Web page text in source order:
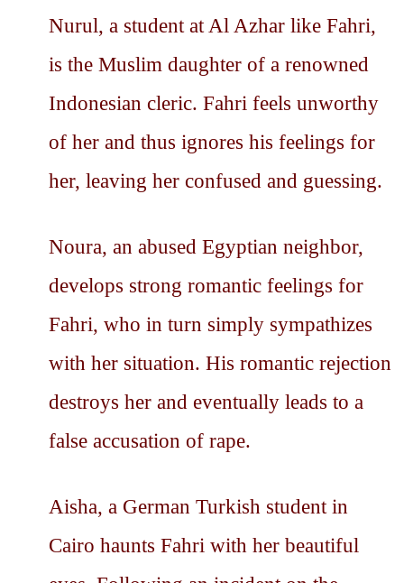
Nurul, a student at Al Azhar like Fahri,
is the Muslim daughter of a renowned
Indonesian cleric. Fahri feels unworthy
of her and thus ignores his feelings for
her, leaving her confused and guessing.
Noura, an abused Egyptian neighbor,
develops strong romantic feelings for
Fahri, who in turn simply sympathizes
with her situation. His romantic rejection
destroys her and eventually leads to a
false accusation of rape.
Aisha, a German Turkish student in
Cairo haunts Fahri with her beautiful